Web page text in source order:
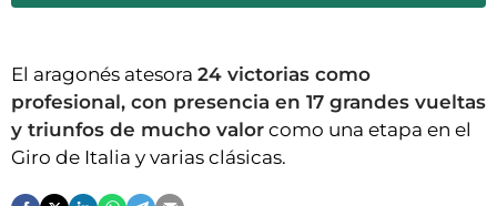
El aragonés atesora 24 victorias como
profesional, con presencia en 17 grandes vueltas
y triunfos de mucho valor como una etapa en el
Giro de Italia y varias clásicas.